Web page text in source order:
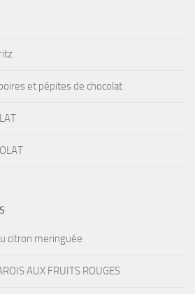
et pépites de chocolat
citron meringuée
AUX FRUITS ROUGES